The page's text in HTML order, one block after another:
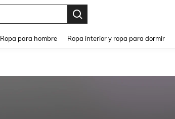
Ropa para hombre Ropa interior y ropa para dormir